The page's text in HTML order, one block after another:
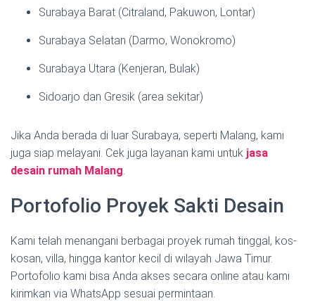
Surabaya Barat (Citraland, Pakuwon, Lontar)
Surabaya Selatan (Darmo, Wonokromo)
Surabaya Utara (Kenjeran, Bulak)
Sidoarjo dan Gresik (area sekitar)
Jika Anda berada di luar Surabaya, seperti Malang, kami
juga siap melayani. Cek juga layanan kami untuk jasa
desain rumah Malang.
Portofolio Proyek Sakti Desain
Kami telah menangani berbagai proyek rumah tinggal, kos-
kosan, villa, hingga kantor kecil di wilayah Jawa Timur.
Portofolio kami bisa Anda akses secara online atau kami
kirimkan via WhatsApp sesuai permintaan.